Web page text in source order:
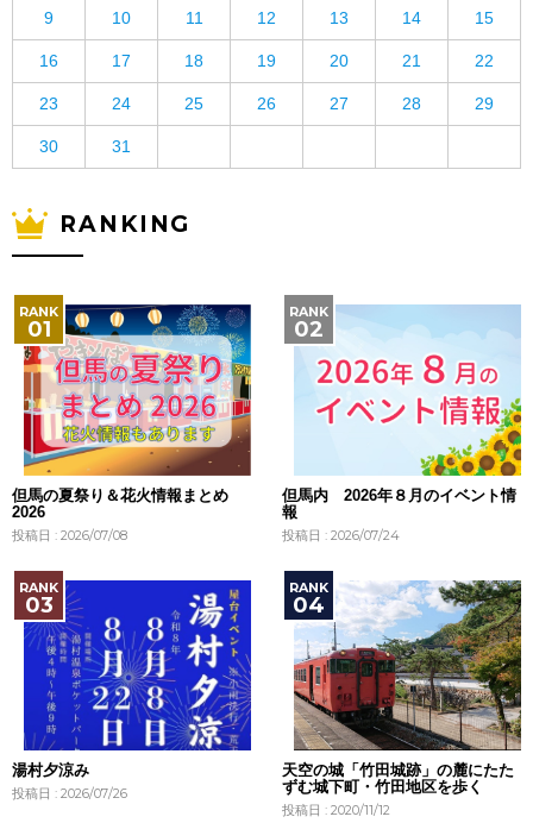
9 10 11 12 13 14 15
16 17 18 19 20 21 22
23 24 25 26 27 28 29
30 31
RANKING
但馬の夏祭り＆花火情報まとめ
2026
投稿日 : 2026/07/08
但馬内 2026年８月のイベント情
報
投稿日 : 2026/07/24
湯村夕涼み
投稿日 : 2026/07/26
天空の城「竹田城跡」の麓にたた
ずむ城下町・竹田地区を歩く
投稿日 : 2020/11/12